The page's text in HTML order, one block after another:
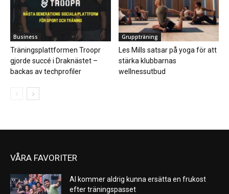
Business
Träningsplattformen Troopr
gjorde succé i Draknästet –
backas av techprofiler
Gruppträning
Les Mills satsar på yoga för att
stärka klubbarnas
wellnessutbud
VÅRA FAVORITER
AI kommer aldrig kunna ersätta en frukost
efter träningspasset